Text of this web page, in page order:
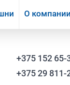
О компании
+375 152 65-
+375 29 811-